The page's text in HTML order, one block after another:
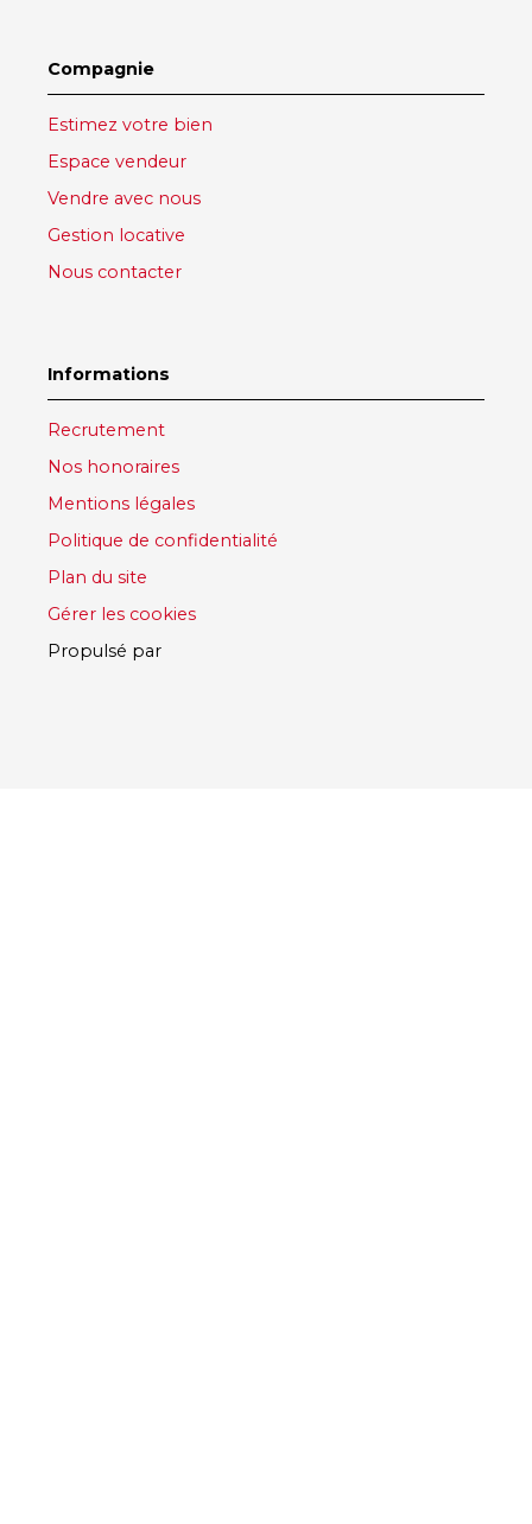
Compagnie
Estimez votre bien
Espace vendeur
Vendre avec nous
Gestion locative
Nous contacter
Informations
Recrutement
Nos honoraires
Mentions légales
Politique de confidentialité
Plan du site
Gérer les cookies
Propulsé par